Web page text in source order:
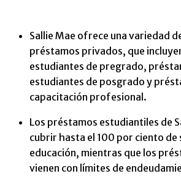
Sallie Mae ofrece una variedad
préstamos privados, que
estudiantes de pregrado,
estudiantes de posgrado y
capacitación profesional.
Los préstamos estudiantiles de
cubrir hasta el 100 por ciento de
educación, mientras que los
vienen con límites de